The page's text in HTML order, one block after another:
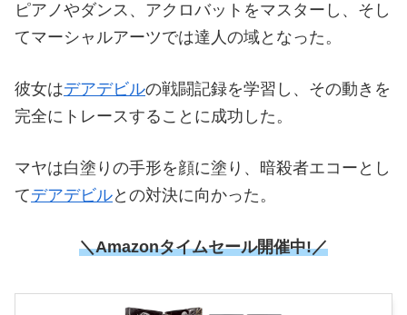
ピアノやダンス、アクロバットをマスターし、そし
てマーシャルアーツでは達人の域となった。
彼女はデアデビルの戦闘記録を学習し、その動きを
完全にトレースすることに成功した。
マヤは白塗りの手形を顔に塗り、暗殺者エコーとし
てデアデビルとの対決に向かった。
＼Amazonタイムセール開催中!／